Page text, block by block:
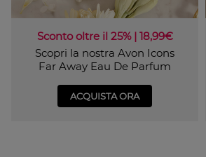
Sconto oltre il 25% | 18,99€
Scopri la nostra Avon Icons
Far Away Eau De Parfum
ACQUISTA ORA